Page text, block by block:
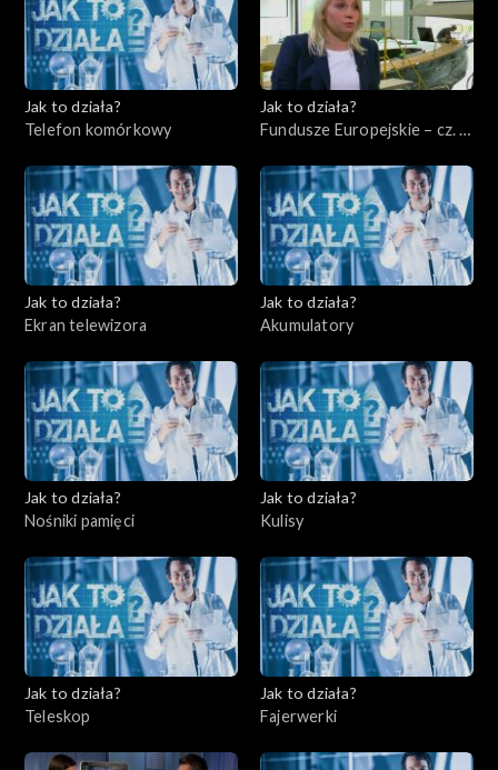
Jak to działa?
Telefon komórkowy
Jak to działa?
Fundusze Europejskie – cz. 9,
Jak to działa?
Ekran telewizora
Jak to działa?
Akumulatory
Jak to działa?
Nośniki pamięci
Jak to działa?
Kulisy
Jak to działa?
Teleskop
Jak to działa?
Fajerwerki